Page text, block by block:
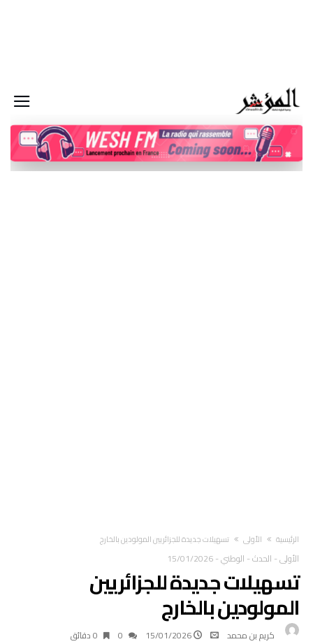
‫الرئيسية‬ الأولى تسهيلات جديدة للجزائريين المولودين بالخارج
الأولى- الحدث- الوطني-
15/01/2026
تسهيلات جديدة للجزائريين
المولودين بالخارج
كريم بن محمد 15/01/2026 0 ‫دقائق‬